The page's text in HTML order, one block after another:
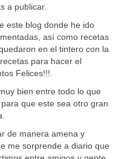
a publicar.
este blog donde he ido
así como recetas
en el tintero con la
para hacer el
Felices!!!.
bien entre todo lo que
que este sea otro gran
de manera amena y
me sorprende a diario que